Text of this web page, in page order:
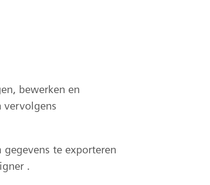
bewerken en
vervolgens
te exporteren
.